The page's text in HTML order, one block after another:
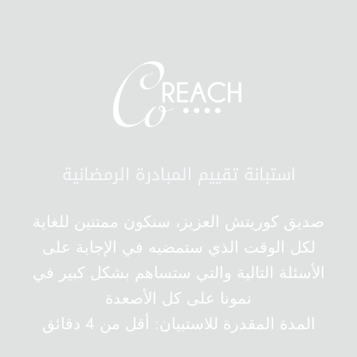
استبانة تقييم المبادرة الرمضانية
صديق كوريتش العزيز، سنكون ممتنين للغاية
لكل الوقت الذي ستمضيه في الإجابة على
الأسئلة التالية والتي ستساهم بشكل كبير في
نمونا على كل الأصعدة
المدة المقدرة للاستبيان: أقل من 4 دقائق